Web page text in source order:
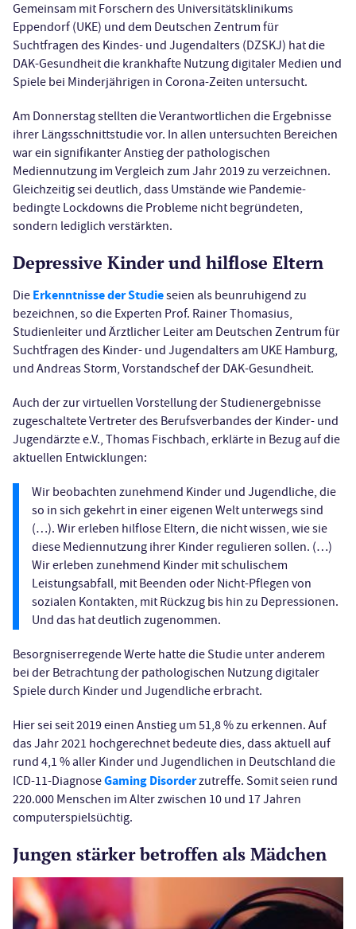
Gemeinsam mit Forschern des Universitätsklinikums
Eppendorf (UKE) und dem Deutschen Zentrum für
Suchtfragen des Kindes- und Jugendalters (DZSKJ) hat die
DAK-Gesundheit die krankhafte Nutzung digitaler Medien und
Spiele bei Minderjährigen in Corona-Zeiten untersucht.
Am Donnerstag stellten die Verantwortlichen die Ergebnisse
ihrer Längsschnittstudie vor. In allen untersuchten Bereichen
war ein signifikanter Anstieg der pathologischen
Mediennutzung im Vergleich zum Jahr 2019 zu verzeichnen.
Gleichzeitig sei deutlich, dass Umstände wie Pandemie-
bedingte Lockdowns die Probleme nicht begründeten,
sondern lediglich verstärkten.
Depressive Kinder und hilflose Eltern
Die Erkenntnisse der Studieseien als beunruhigend zu
bezeichnen, so die Experten Prof. Rainer Thomasius,
Studienleiter und Ärztlicher Leiter am Deutschen Zentrum für
Suchtfragen des Kinder- und Jugendalters am UKE Hamburg,
und Andreas Storm, Vorstandschef der DAK-Gesundheit.
Auch der zur virtuellen Vorstellung der Studienergebnisse
zugeschaltete Vertreter des Berufsverbandes der Kinder- und
Jugendärzte e.V., Thomas Fischbach, erklärte in Bezug auf die
aktuellen Entwicklungen:
Wir beobachten zunehmend Kinder und Jugendliche, die
so in sich gekehrt in einer eigenen Welt unterwegs sind
(…). Wir erleben hilflose Eltern, die nicht wissen, wie sie
diese Mediennutzung ihrer Kinder regulieren sollen. (…)
Wir erleben zunehmend Kinder mit schulischem
Leistungsabfall, mit Beenden oder Nicht-Pflegen von
sozialen Kontakten, mit Rückzug bis hin zu Depressionen.
Und das hat deutlich zugenommen.
Besorgniserregende Werte hatte die Studie unter anderem
bei der Betrachtung der pathologischen Nutzung digitaler
Spiele durch Kinder und Jugendliche erbracht.
Hier sei seit 2019 einen Anstieg um 51,8 % zu erkennen. Auf
das Jahr 2021 hochgerechnet bedeute dies, dass aktuell auf
rund 4,1 % aller Kinder und Jugendlichen in Deutschland die
ICD-11-DiagnoseGaming Disorderzutreffe. Somit seien rund
220.000 Menschen im Alter zwischen 10 und 17 Jahren
computerspielsüchtig.
Jungen stärker betroffen als Mädchen